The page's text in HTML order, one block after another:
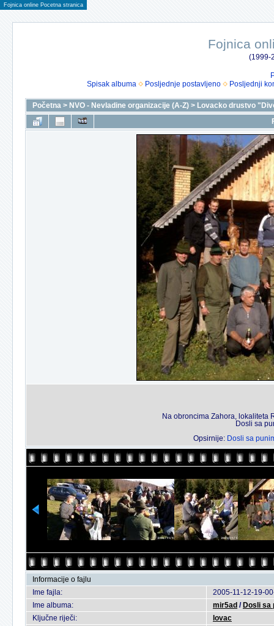
Fojnica online Pocetna stranica
Fojnica
(1999-
Spisak albuma
Posljednje postavljeno Posljednji
Početna > NVO - Nevladine organizacije (A-Z) > Lovacko drustvo
Na obroncima Zahora, lokaliteta
Dosli sa
Opsirnije: Dosli sa
Informacije o fajlu
Ime fajla:
2005-11-12-19-
Ime albuma:
mir5ad / Dosli sa
Ključne riječi:
lovac